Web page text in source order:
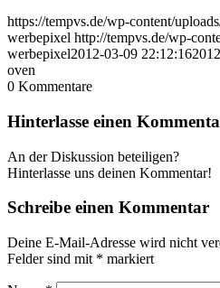
https://tempvs.de/wp-content/
werbepixel http://tempvs.de/wp-
werbepixel2012-03-09 22:12:16
oven
0 Kommentare
Hinterlasse einen
An der Diskussion beteiligen?
Hinterlasse uns deinen Kommentar!
Schreibe einen Kommentar
Deine E-Mail-Adresse wird nicht
Felder sind mit * markiert